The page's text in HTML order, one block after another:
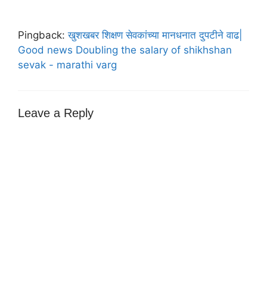
Pingback:खुशखबर शिक्षण सेवकांच्या मानधनात दुपटीने वाढ|
Good news Doubling the salary of shikhshan
sevak - marathi varg
Leave a Reply